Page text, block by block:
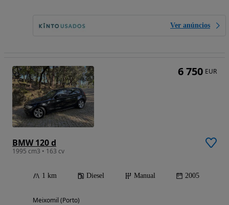
Ver anúncios
BMW 120 d
1995 cm3 • 163 cv
1 km Diesel Manual 2005
Meixomil (Porto)
6 750 EUR